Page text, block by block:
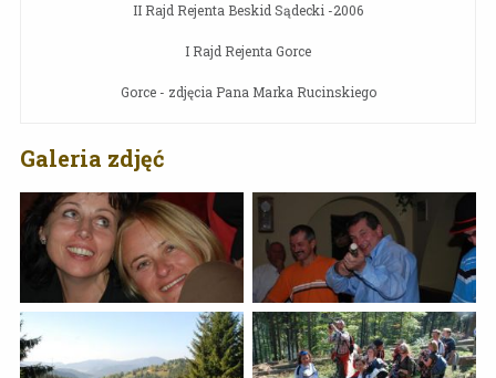
II Rajd Rejenta Beskid Sądecki -2006
I Rajd Rejenta Gorce
Gorce - zdjęcia Pana Marka Rucinskiego
Galeria zdjęć